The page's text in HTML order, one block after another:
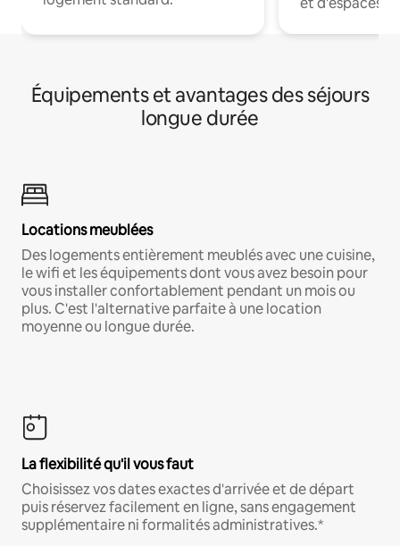
Équipements et avantages des séjours
longue durée
Locations meublées
Des logements entièrement meublés avec une cuisine,
le wifi et les équipements dont vous avez besoin pour
vous installer confortablement pendant un mois ou
plus. C'est l'alternative parfaite à une location
moyenne ou longue durée.
La flexibilité qu'il vous faut
Choisissez vos dates exactes d'arrivée et de départ
puis réservez facilement en ligne, sans engagement
supplémentaire ni formalités administratives.*